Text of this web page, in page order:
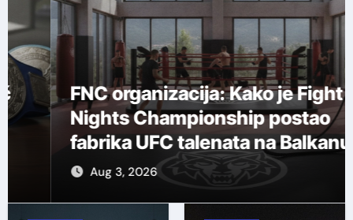
FNC organizacija: Kako je Fight
Nights Championship postao
fabrika UFC talenata na Balkanu
Aug 3, 2026